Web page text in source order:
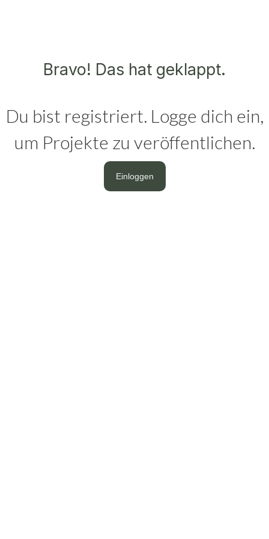
Bravo! Das hat geklappt.
Du bist registriert. Logge dich ein,
um Projekte zu veröffentlichen.
Einloggen